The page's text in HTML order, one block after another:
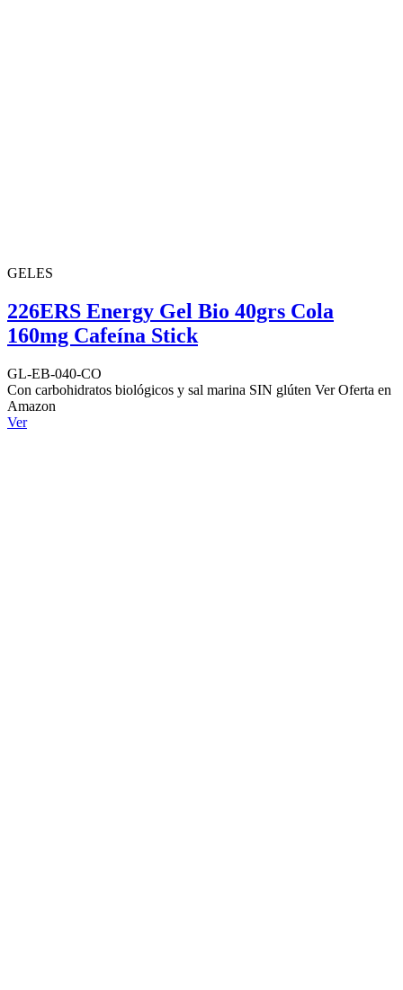
GELES
226ERS Energy Gel Bio 40grs Cola
160mg Cafeína Stick
GL-EB-040-CO
Con carbohidratos biológicos y sal marina SIN glúten Ver Oferta en
Amazon
Ver